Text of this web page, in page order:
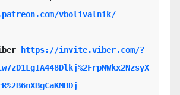
vbolivalnik/
https://invite.viber.com/?